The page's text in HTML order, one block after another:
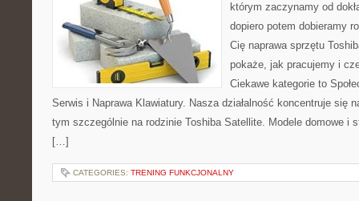
którym zaczynamy od
dopiero potem dobieramy
Cię naprawa sprzętu
pokaże, jak pracujemy i
Ciekawe kategorie to
Serwis i Naprawa Klawiatury. Nasza działalność koncentruje się
tym szczególnie na rodzinie Toshiba Satellite. Modele domowe i
[…]
CATEGORIES: TRENING FUNKCJONALNY